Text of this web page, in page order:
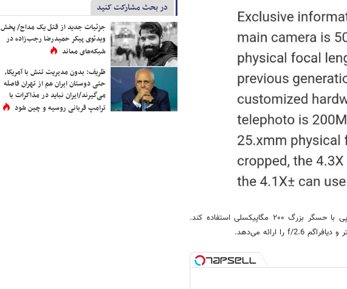
انتظار می‌رود شیائومی ۱۵ اولترا برای عکاسی تله‌فوتو از لنز پریسکوپی با حسگر بزرگ ۲۰۰ مگاپیکسلی استفاده کند.
در بحث مشارکت کنید
جزئیات جدید از قتل یک مداح/ پخش
ویدئوی پیکر حمیدرضا رجب‌زاده در
شبکه‌های معاند
ظریف: بدون مدیریت تنش با آمریکا،
حتی دوستان ایران هم از تهران فاصله
می‌گیرند/ایران نباید در مذاکرات با
ترامپ قربانی روسیه و چین شود